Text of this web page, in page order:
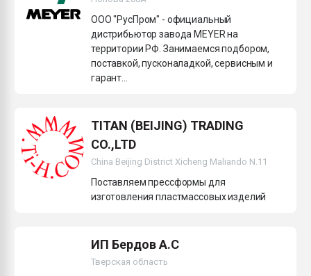
ООО "РусПром" - официальный
дистрибьютор завода MEYER на
территории РФ. Занимаемся подбором,
поставкой, пусконаладкой, сервисным и
гарант...
TITAN (BEIJING) TRADING
CO.,LTD
China Beijing District Xicheng Maliando N.11
Поставляем прессформы для
изготовления пластмассовых изделий
ИП Бердов А.С
Тверская область